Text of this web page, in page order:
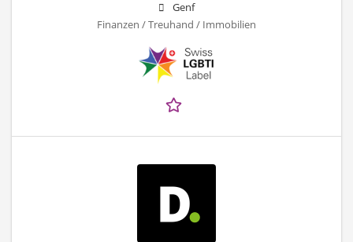
Genf
Finanzen / Treuhand / Immobilien